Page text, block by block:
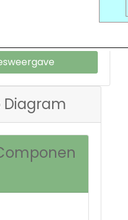
Diagram